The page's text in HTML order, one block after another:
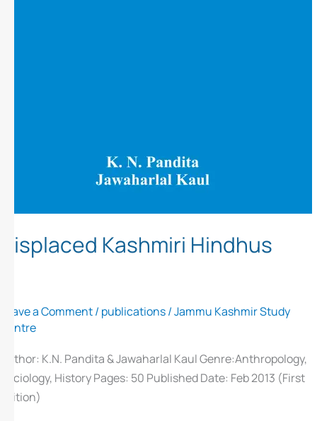
Displaced Kashmiri Hindhus
Leave a Comment/ publications/Jammu Kashmir Study
Centre
Author: K.N. Pandita & Jawaharlal Kaul Genre:Anthropology,
Sociology, History Pages: 50 Published Date: Feb 2013 (First
Edition)